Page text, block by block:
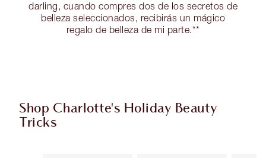
darling, cuando compres dos de los secretos de
belleza seleccionados, recibirás un mágico
regalo de belleza de mi parte.**
Shop Charlotte's Holiday Beauty
Tricks